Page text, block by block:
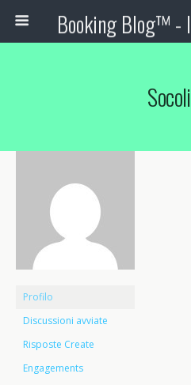
Profilo
Discussioni avviate
Risposte Create
Engagements